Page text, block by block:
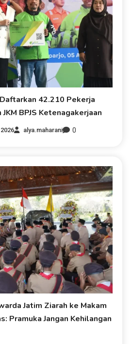
42.210 Pekerja
JKM BPJS Ketenagakerjaan
alya.maharani 0
Jatim Ziarah ke Makam
Pramuka Jangan Kehilangan